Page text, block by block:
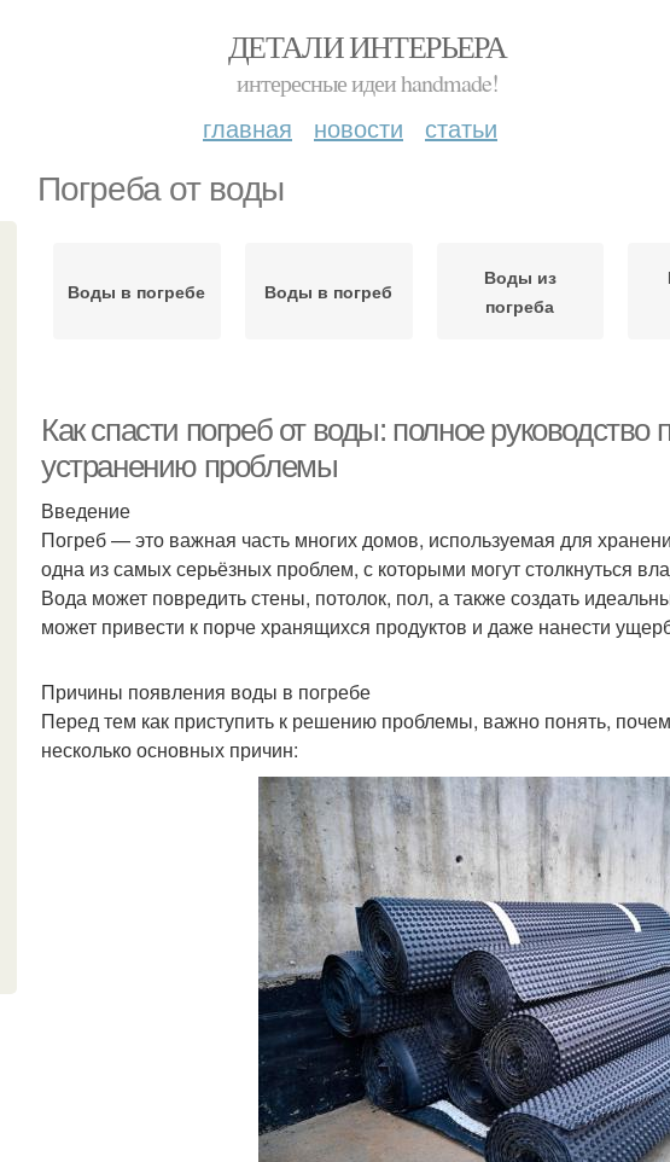
ДЕТАЛИ ИНТЕРЬЕРА
интересные идеи handmade!
главная новости статьи
Погреба от воды
Воды в погребе Воды в погреб
Воды из
погреба
Как спасти погреб от воды: полное
устранению проблемы
Введение
Погреб — это важная часть многих домов, используемая для
одна из самых серьёзных проблем, с которыми могут столкнуться
Вода может повредить стены, потолок, пол, а также создать
может привести к порче хранящихся продуктов и даже нанести
Причины появления воды в погребе
Перед тем как приступить к решению проблемы, важно понять,
несколько основных причин: